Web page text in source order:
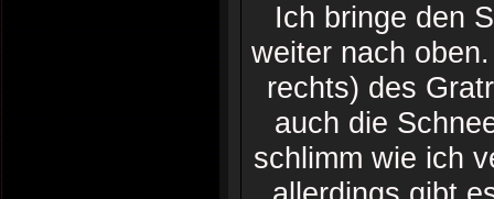
Ich bringe den
weiter nach
rechts) des
auch die
schlimm wie ich